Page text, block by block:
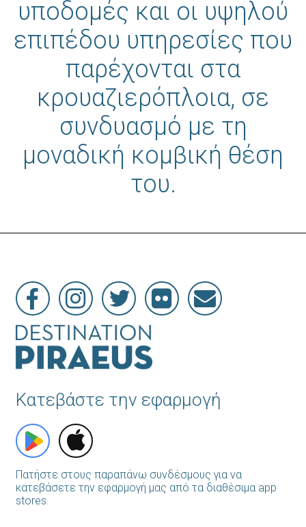
υποδομές και οι υψηλού
επιπέδου υπηρεσίες που
παρέχονται στα
κρουαζιερόπλοια, σε
συνδυασμό με τη
μοναδική κομβική θέση
του.
Κατεβάστε την εφαρμογή
Πατήστε στους παραπάνω συνδέσμους για να
κατεβάσετε την εφαρμογή μας από τα διαθέσιμα app
stores.